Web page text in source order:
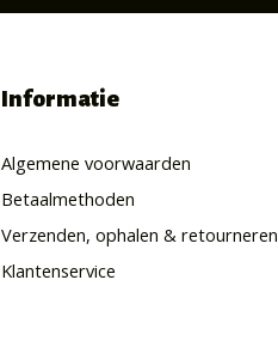
Informatie
Algemene voorwaarden
Betaalmethoden
Verzenden, ophalen & retourneren
Klantenservice